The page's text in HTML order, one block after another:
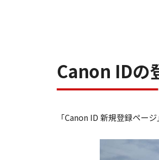
Canon IDの
「Canon ID 新規登録ペー